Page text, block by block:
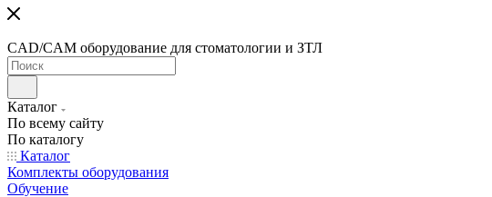
CAD/CAM оборудование для стоматологии и ЗТЛ
Каталог
По всему сайту
По каталогу
Каталог
Комплекты оборудования
Обучение